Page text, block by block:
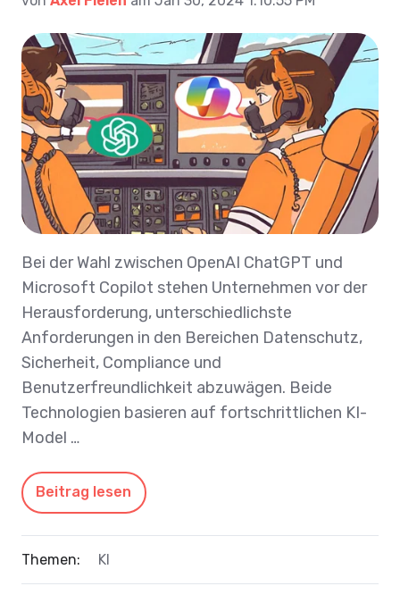
Bei der Wahl zwischen OpenAI ChatGPT und
Microsoft Copilot stehen Unternehmen vor der
Herausforderung, unterschiedlichste
Anforderungen in den Bereichen Datenschutz,
Sicherheit, Compliance und
Benutzerfreundlichkeit abzuwägen. Beide
Technologien basieren auf fortschrittlichen KI-
Model …
Beitrag lesen
Themen: KI